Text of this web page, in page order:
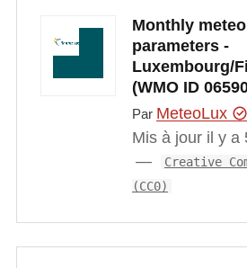
Monthly
parameters -
Luxembourg/
(WMO ID
Par MeteoLux
Mis à jour il y a
Creative
(CC0)